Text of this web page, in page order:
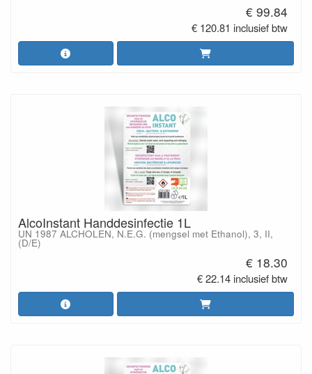
€ 99.84
€ 120.81 inclusief btw
AlcoInstant Handdesinfectie 1L
UN 1987 ALCHOLEN, N.E.G. (mengsel met Ethanol), 3, II,
(D/E)
€ 18.30
€ 22.14 inclusief btw